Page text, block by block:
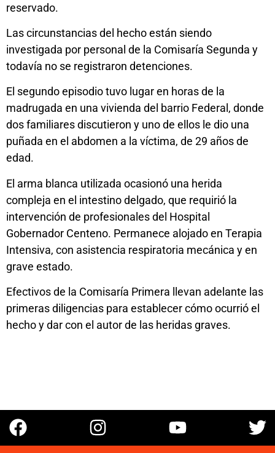
reservado.
Las circunstancias del hecho están siendo
investigada por personal de la Comisaría Segunda y
todavía no se registraron detenciones.
El segundo episodio tuvo lugar en horas de la
madrugada en una vivienda del barrio Federal, donde
dos familiares discutieron y uno de ellos le dio una
puñada en el abdomen a la víctima, de 29 años de
edad.
El arma blanca utilizada ocasionó una herida
compleja en el intestino delgado, que requirió la
intervención de profesionales del Hospital
Gobernador Centeno. Permanece alojado en Terapia
Intensiva, con asistencia respiratoria mecánica y en
grave estado.
Efectivos de la Comisaría Primera llevan adelante las
primeras diligencias para establecer cómo ocurrió el
hecho y dar con el autor de las heridas graves.